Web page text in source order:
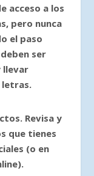
acceso a los
pero nunca
el paso
ser
llevar
letras.
. Revisa y
que tienes
(o en